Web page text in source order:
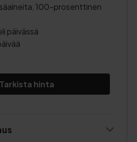
100-prosenttinen
päivässä
Tarkista hinta